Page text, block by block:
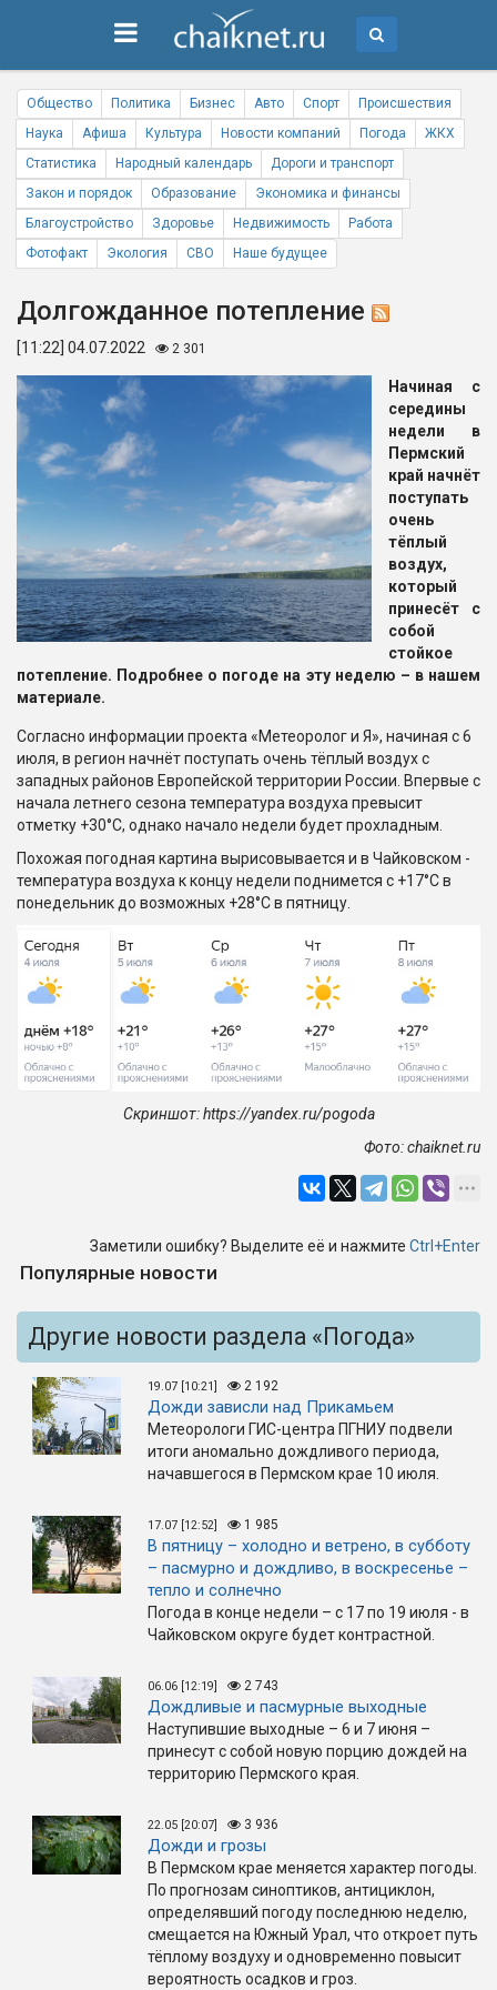
Общество Политика Бизнес Авто Спорт
Происшествия
Наука
Афиша Культура Новости компаний Погода
ЖКХ
Статистика
Народный календарь
Дороги и транспорт
Закон и порядок
Образование
Экономика и финансы
Благоустройство
Здоровье Недвижимость
Работа
Фотофакт
Экология СВО Наше будущее
Долгожданное потепление
[11:22] 04.07.2022 2 301
Начиная с
середины
недели в
Пермский
край начнёт
поступать
очень
тёплый
воздух,
который
принесёт с
собой
стойкое
потепление. Подробнее о погоде на эту неделю – в нашем
материале.
Согласно информации проекта «Метеоролог и Я», начиная с 6
июля, в регион начнёт поступать очень тёплый воздух с
западных районов Европейской территории России. Впервые с
начала летнего сезона температура воздуха превысит
отметку +30°C, однако начало недели будет прохладным.
Похожая погодная картина вырисовывается и в Чайковском -
температура воздуха к концу недели поднимется с +17°C в
понедельник до возможных +28°C в пятницу.
Скриншот: https://yandex.ru/pogoda
Фото:chaiknet.ru
Заметили ошибку? Выделите её и нажмите Ctrl+Enter
Популярные новости
Другие новости раздела «Погода»
19.07 [10:21] 2 192
Дожди зависли над Прикамьем
Метеорологи ГИС-центра ПГНИУ подвели
итоги аномально дождливого периода,
начавшегося в Пермском крае 10 июля.
17.07 [12:52] 1 985
В пятницу – холодно и ветрено, в субботу
– пасмурно и дождливо, в воскресенье –
тепло и солнечно
Погода в конце недели – с 17 по 19 июля - в
Чайковском округе будет контрастной.
06.06 [12:19] 2 743
Дождливые и пасмурные выходные
Наступившие выходные – 6 и 7 июня –
принесут с собой новую порцию дождей на
территорию Пермского края.
22.05 [20:07] 3 936
Дожди и грозы
В Пермском крае меняется характер погоды.
По прогнозам синоптиков, антициклон,
определявший погоду последнюю неделю,
смещается на Южный Урал, что откроет путь
тёплому воздуху и одновременно повысит
вероятность осадков и гроз.